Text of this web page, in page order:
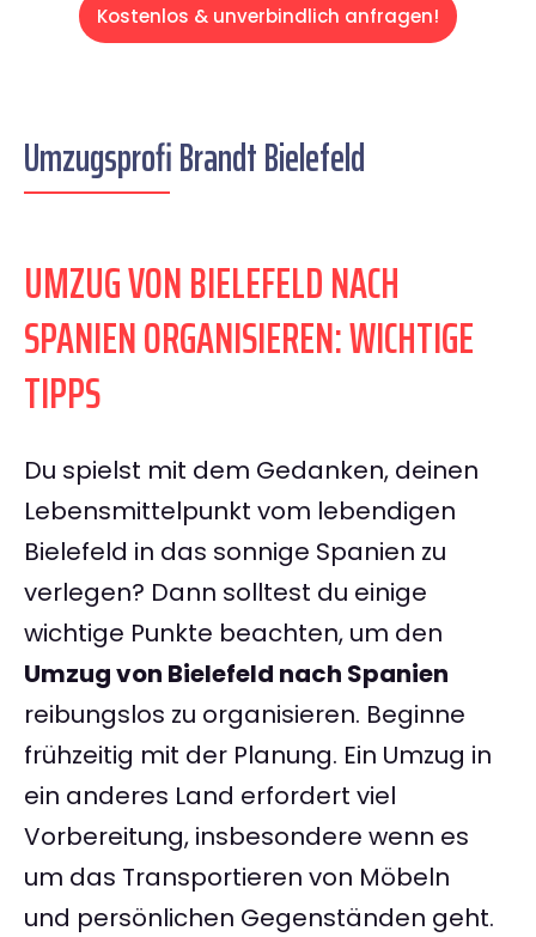
Kostenlos & unverbindlich anfragen!
Umzugsprofi Brandt Bielefeld
UMZUG VON BIELEFELD NACH
SPANIEN ORGANISIEREN: WICHTIGE
TIPPS
Du spielst mit dem Gedanken, deinen
Lebensmittelpunkt vom lebendigen
Bielefeld in das sonnige Spanien zu
verlegen? Dann solltest du einige
wichtige Punkte beachten, um den
Umzug von Bielefeld nach Spanien
reibungslos zu organisieren. Beginne
frühzeitig mit der Planung. Ein Umzug in
ein anderes Land erfordert viel
Vorbereitung, insbesondere wenn es
um das Transportieren von Möbeln
und persönlichen Gegenständen geht.